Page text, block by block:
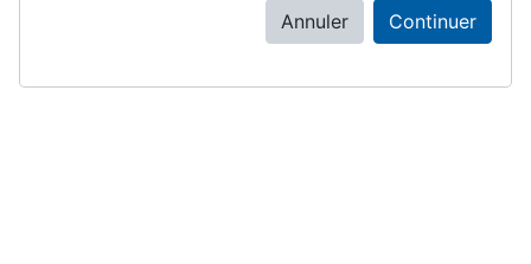
Annuler Continuer